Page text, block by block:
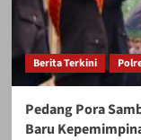
Berita Terkini
Pedang Pora
Baru